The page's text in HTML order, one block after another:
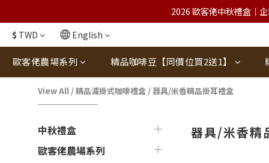
2026 歐客佬中秋禮盒｜
$ TWD English
歐客佬農場系列 精品咖啡豆【同價位買2送1】
View All /精品濾掛式咖啡禮盒 / 器具/米香精品掛耳禮盒
中秋禮盒
歐客佬農場系列
器具/米香精